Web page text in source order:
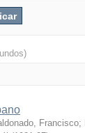
Francisco;